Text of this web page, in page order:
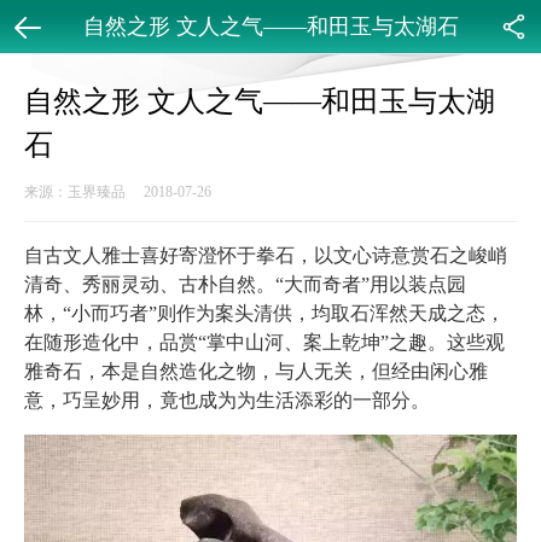
自然之形 文人之气——和田玉与太湖石
自然之形 文人之气——和田玉与太湖
石
来源：玉界臻品 2018-07-26
自古文人雅士喜好寄澄怀于拳石，以文心诗意赏石之峻峭
清奇、秀丽灵动、古朴自然。“大而奇者”用以装点园
林，“小而巧者”则作为案头清供，均取石浑然天成之态，
在随形造化中，品赏“掌中山河、案上乾坤”之趣。这些观
雅奇石，本是自然造化之物，与人无关，但经由闲心雅
意，巧呈妙用，竟也成为为生活添彩的一部分。